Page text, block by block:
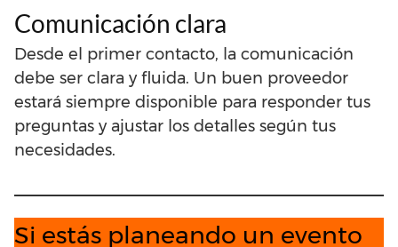
Comunicación clara
Desde el primer contacto, la comunicación
debe ser clara y fluida. Un buen proveedor
estará siempre disponible para responder tus
preguntas y ajustar los detalles según tus
necesidades.
Si estás planeando un evento